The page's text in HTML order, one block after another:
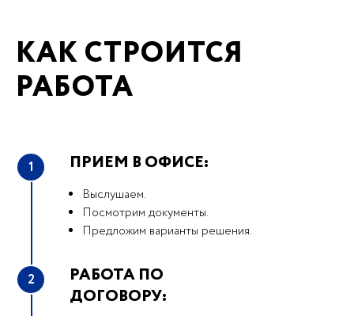
КАК СТРОИТСЯ
РАБОТА
1 ПРИЕМ В ОФИСЕ:
Выслушаем.
Посмотрим документы.
Предложим варианты решения.
2
РАБОТА ПО
ДОГОВОРУ: